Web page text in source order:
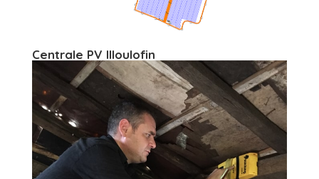
Centrale PV Illoulofin